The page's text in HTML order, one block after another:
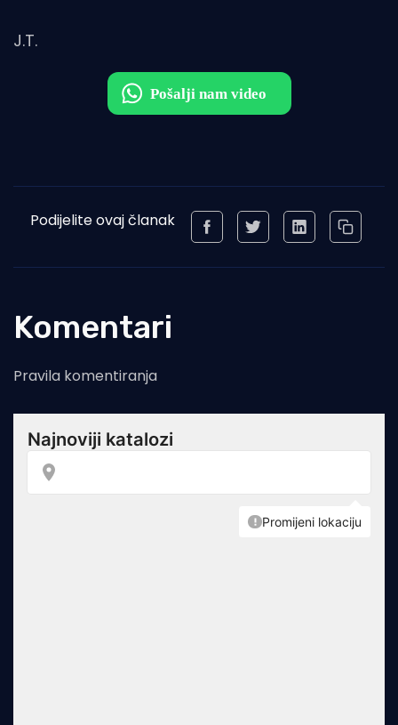
J.T.
Podijelite ovaj članak
Komentari
Pravila komentiranja